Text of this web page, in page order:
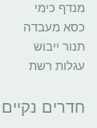
מנדף כימי
כסא מעבדה
תנור ייבוש
עגלות רשת
חדרים נקיים